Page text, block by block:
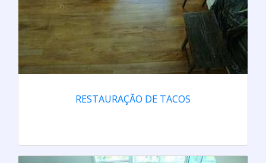
RESTAURAÇÃO DE TACOS